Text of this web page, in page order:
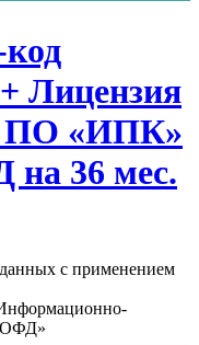
Лицензия
ПО «ИПК»
36 мес.
с применением
ОФД»